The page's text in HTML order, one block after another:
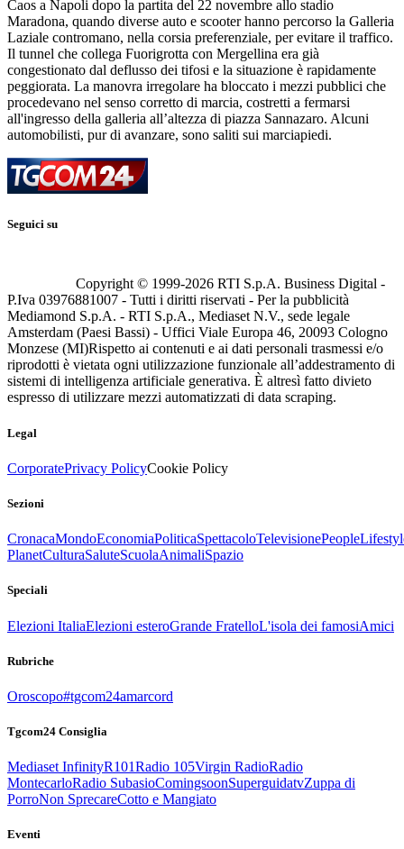
Caos a Napoli dopo la partita del 22 novembre allo stadio
Maradona, quando diverse auto e scooter hanno percorso la Galleria
Laziale contromano, nella corsia preferenziale, per evitare il traffico.
Il tunnel che collega Fuorigrotta con Mergellina era già
congestionato dal deflusso dei tifosi e la situazione è rapidamente
peggiorata. La manovra irregolare ha bloccato i mezzi pubblici che
procedevano nel senso corretto di marcia, costretti a fermarsi
all'ingresso della galleria all’altezza di piazza Sannazaro. Alcuni
automobilisti, pur di avanzare, sono saliti sui marciapiedi.
Seguici su
Copyright © 1999-2026 RTI S.p.A. Business Digital -
P.Iva 03976881007 - Tutti i diritti riservati - Per la pubblicità
Mediamond S.p.A. - RTI S.p.A., Mediaset N.V., sede legale
Amsterdam (Paesi Bassi) - Uffici Viale Europa 46, 20093 Cologno
Monzese (MI)Rispetto ai contenuti e ai dati personali trasmessi e/o
riprodotti è vietata ogni utilizzazione funzionale all’addestramento di
sistemi di intelligenza artificiale generativa. È altresì fatto divieto
espresso di utilizzare mezzi automatizzati di data scraping.
Legal
CorporatePrivacy PolicyCookie Policy
Sezioni
CronacaMondoEconomiaPoliticaSpettacoloTelevisionePeople
PlanetCulturaSaluteScuolaAnimaliSpazio
Speciali
Elezioni ItaliaElezioni esteroGrande FratelloL'isola dei famosiAmici
Rubriche
Oroscopo#tgcom24amarcord
Tgcom24 Consiglia
Mediaset InfinityR101Radio 105Virgin RadioRadio
MontecarloRadio SubasioComingsoonSuperguidatvZuppa di
PorroNon SprecareCotto e Mangiato
Eventi